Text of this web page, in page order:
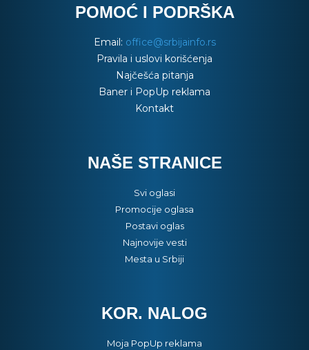
POMOĆ I PODRŠKA
Email: office@srbijainfo.rs
Pravila i uslovi korišćenja
Najčešća pitanja
Baner i PopUp reklama
Kontakt
NAŠE STRANICE
Svi oglasi
Promocije oglasa
Postavi oglas
Najnovije vesti
Mesta u Srbiji
KOR. NALOG
Moja PopUp reklama